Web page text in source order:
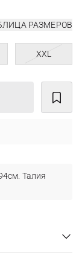
РАЗМЕРОВ
XXL
Талия